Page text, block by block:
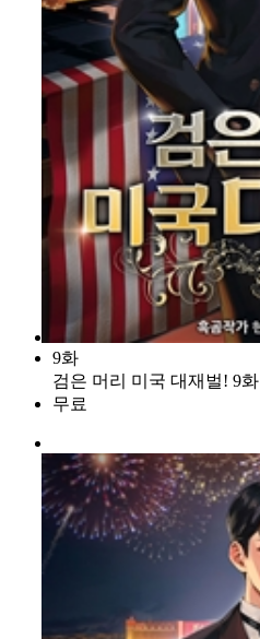
9화
검은 머리 미국 대재벌! 9화
무료